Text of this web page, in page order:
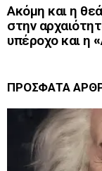
Ακόμη και η
στην
υπέροχο και η
ΠΡΟΣΦΑΤΑ